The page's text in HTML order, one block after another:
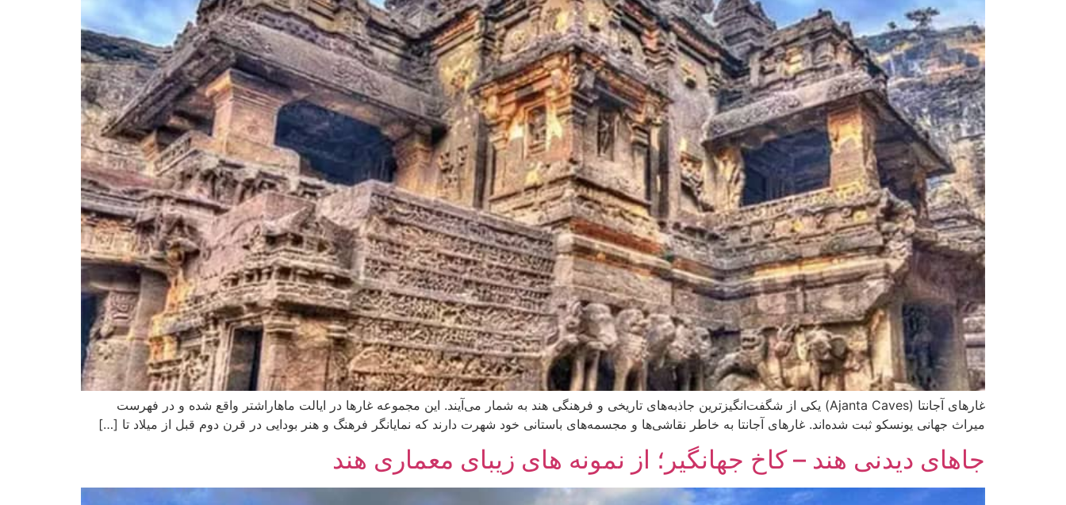
غارهای آجانتا (Ajanta Caves) یکی از شگفت‌انگیزترین جاذبه‌های تاریخی و فرهنگی هند به شمار می‌آیند. این مجموعه غارها در ایالت ماهاراشتر واقع شده و در فهرست
میراث جهانی یونسکو ثبت شده‌اند. غارهای آجانتا به خاطر نقاشی‌ها و مجسمه‌های باستانی خود شهرت دارند که نمایانگر فرهنگ و هنر بودایی در قرن دوم قبل از میلاد تا […]
جاهای دیدنی هند – کاخ جهانگیر؛ از نمونه های زیبای معماری هند